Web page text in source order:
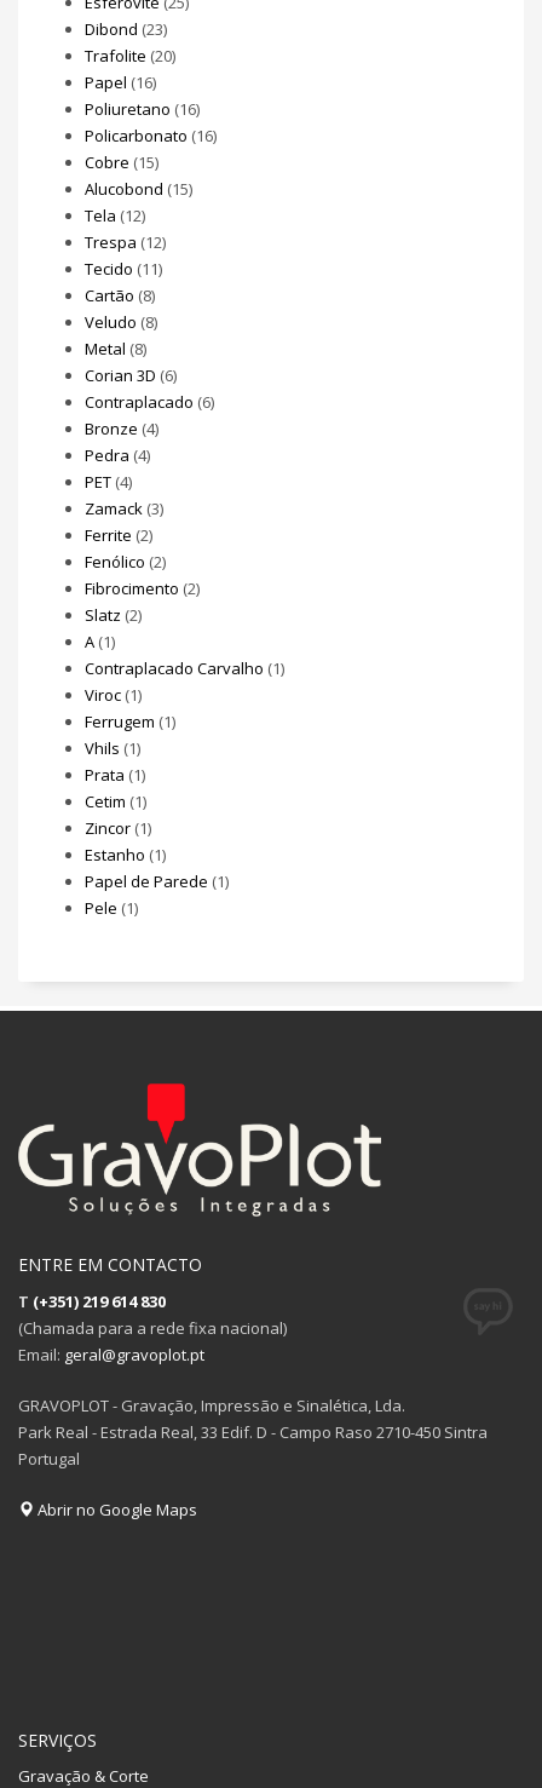
Dibond (23)
Trafolite (20)
Papel (16)
Poliuretano (16)
Policarbonato (16)
Cobre (15)
Alucobond (15)
Tela (12)
Trespa (12)
Tecido (11)
Cartão (8)
Veludo (8)
Metal (8)
Corian 3D (6)
Contraplacado (6)
Bronze (4)
Pedra (4)
PET (4)
Zamack (3)
Ferrite (2)
Fenólico (2)
Fibrocimento (2)
Slatz (2)
A (1)
Contraplacado Carvalho (1)
Viroc (1)
Ferrugem (1)
Vhils (1)
Prata (1)
Cetim (1)
Zincor (1)
Estanho (1)
Papel de Parede (1)
Pele (1)
ENTRE EM CONTACTO
T (+351) 219 614 830
(Chamada para a rede fixa nacional)
Email: geral@gravoplot.pt
GRAVOPLOT - Gravação, Impressão e Sinalética, Lda.
Park Real - Estrada Real, 33 Edif. D - Campo Raso 2710-450 Sintra
Portugal
Abrir no Google Maps
SERVIÇOS
Gravação & Corte